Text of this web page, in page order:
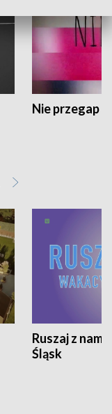
Nie przegap
Ruszaj z
Śląsk